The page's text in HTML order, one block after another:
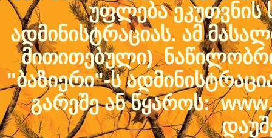
უფლება ეკუთვნის
ადმინისტრაციას. ამ
მითითებული)
"ბაზიერი"-ს
გარეშე ან წყაროს: